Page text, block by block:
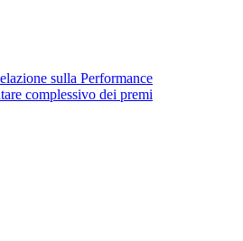
sulla Performance
complessivo dei premi